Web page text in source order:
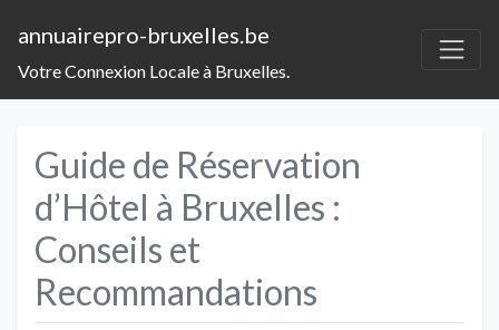
annuairepro-bruxelles.be
Votre Connexion Locale à Bruxelles.
Guide de Réservation
d’Hôtel à Bruxelles :
Conseils et
Recommandations